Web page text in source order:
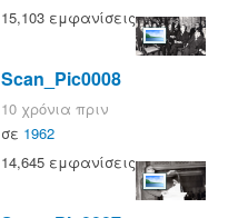
15,103 εμφανίσεις
Scan_Pic0008
10 χρόνια πριν
σε 1962
14,645 εμφανίσεις